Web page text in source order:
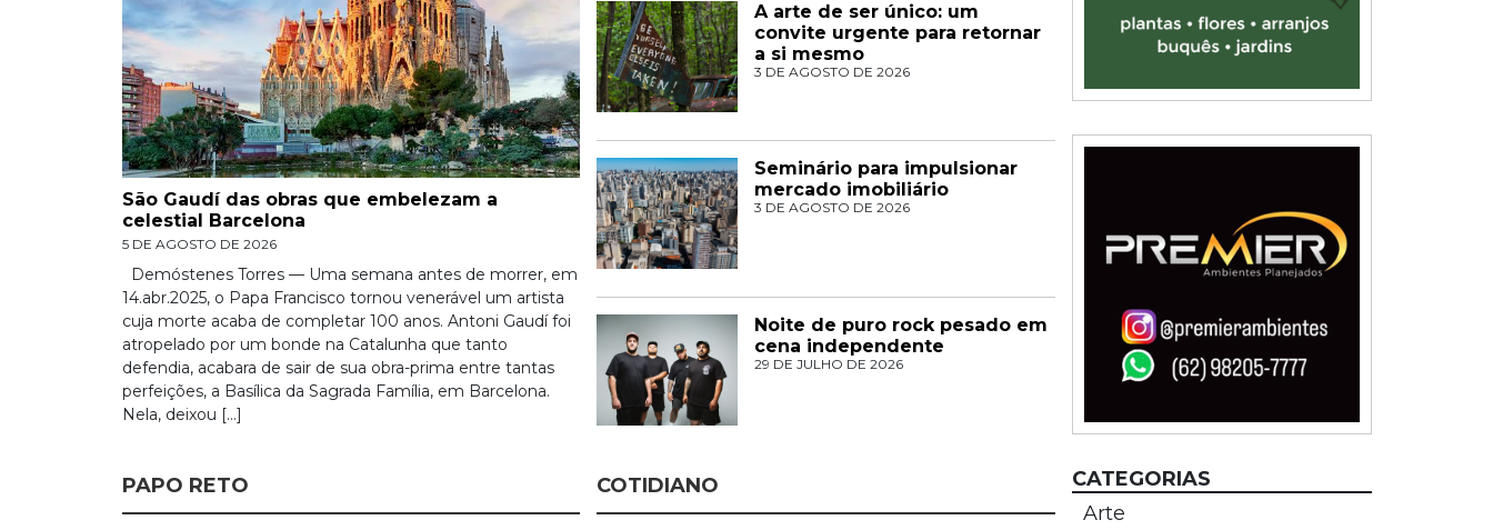
São Gaudí das obras que embelezam a
celestial Barcelona
5 DE AGOSTO DE 2026
Demóstenes Torres — Uma semana antes de morrer, em
14.abr.2025, o Papa Francisco tornou venerável um artista
cuja morte acaba de completar 100 anos. Antoni Gaudí foi
atropelado por um bonde na Catalunha que tanto
defendia, acabara de sair de sua obra-prima entre tantas
perfeições, a Basílica da Sagrada Família, em Barcelona.
Nela, deixou […]
A arte de ser único: um
convite urgente para retornar
a si mesmo
3 DE AGOSTO DE 2026
Seminário para impulsionar
mercado imobiliário
3 DE AGOSTO DE 2026
Noite de puro rock pesado em
cena independente
29 DE JULHO DE 2026
PAPO RETO COTIDIANO
CATEGORIAS
Arte